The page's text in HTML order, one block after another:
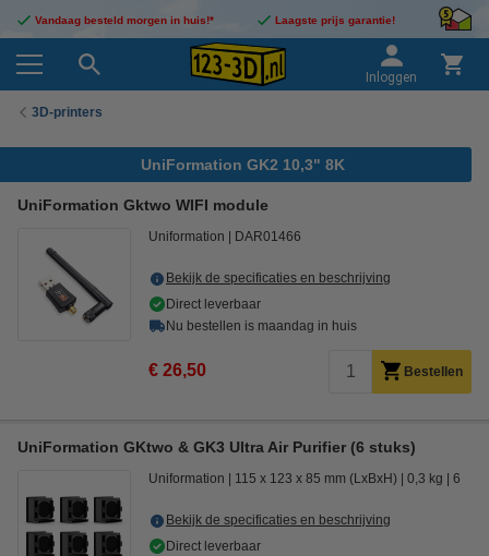
Vandaag besteld morgen in huis!* Laagste prijs garantie!
Inloggen
3D-printers
UniFormation GK2 10,3" 8K
UniFormation Gktwo WIFI module
Uniformation DAR01466
Bekijk de specificaties en beschrijving
Direct leverbaar
Nu bestellen is maandag in huis
€ 26,50 Bestellen
UniFormation GKtwo & GK3 Ultra Air Purifier (6 stuks)
Uniformation 115 x 123 x 85 mm (LxBxH) 0,3 kg 6
Bekijk de specificaties en beschrijving
Direct leverbaar